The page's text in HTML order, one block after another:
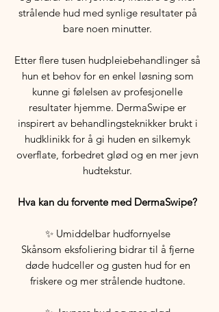
strålende hud med synlige resultater på
bare noen minutter.
Etter flere tusen hudpleiebehandlinger så
hun et behov for en enkel løsning som
kunne gi følelsen av profesjonelle
resultater hjemme. DermaSwipe er
inspirert av behandlingsteknikker brukt i
hudklinikk for å gi huden en silkemyk
overflate, forbedret glød og en mer jevn
hudtekstur.
Hva kan du forvente med DermaSwipe?
✨ Umiddelbar hudfornyelse
Skånsom eksfoliering bidrar til å fjerne
døde hudceller og gusten hud for en
friskere og mer strålende hudtone.